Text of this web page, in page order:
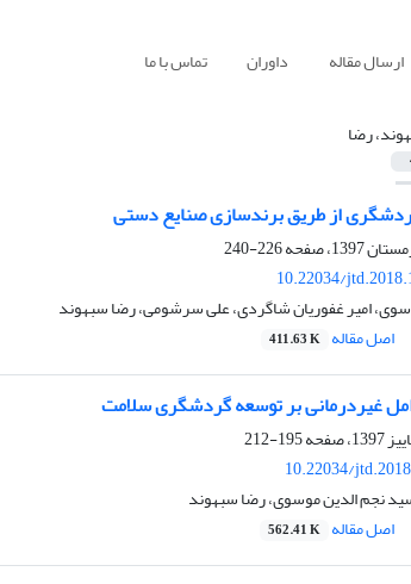
ارسال مقاله داوران تماس با ما
رضا
از طریق برندسازی صنایع دستی
226-240
10.22034/
امیر غفوریان شاگردی، علی سرشومی، رضا سبهوند
اصل مقاله 411.63 K
غیردرمانی بر توسعه گردشگری سلامت
195-212
10.22034/
نجم الدین موسوی، رضا سبهوند
اصل مقاله 562.41 K